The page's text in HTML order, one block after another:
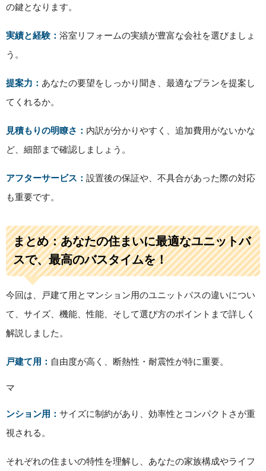
の鍵となります。
実績と経験： 浴室リフォームの実績が豊富な会社を選びましょ
う。
提案力： あなたの要望をしっかり聞き、最適なプランを提案し
てくれるか。
見積もりの明瞭さ： 内訳が分かりやすく、追加費用がないかな
ど、細部まで確認しましょう。
アフターサービス： 設置後の保証や、不具合があった際の対応
も重要です。
まとめ：あなたの住まいに最適なユニットバ
スで、最高のバスタイムを！
今回は、戸建て用とマンション用のユニットバスの違いについ
て、サイズ、機能、性能、そして選び方のポイントまで詳しく
解説しました。
戸建て用： 自由度が高く、断熱性・耐震性が特に重要。
マ
ンション用： サイズに制約があり、効率性とコンパクトさが重
視される。
それぞれの住まいの特性を理解し、あなたの家族構成やライフ